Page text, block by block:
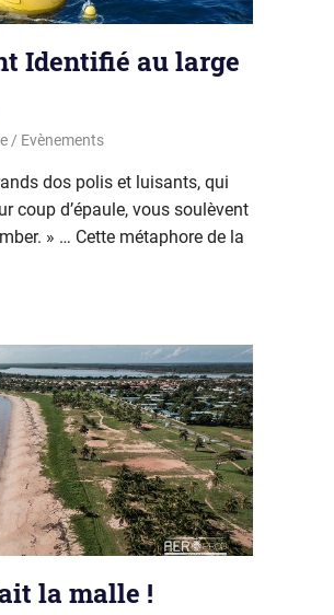
Identifié au large
Evènements
dos polis et luisants, qui
coup d’épaule, vous soulèvent
» … Cette métaphore de la
la malle !